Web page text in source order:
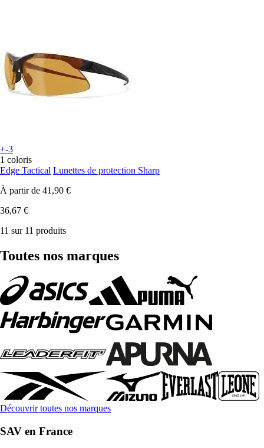
+-3
1 coloris
Edge Tactical Lunettes de protection Sharp
À partir de 41,90 €
36,67 €
11 sur 11 produits
Toutes nos marques
Découvrir toutes nos marques
SAV en France